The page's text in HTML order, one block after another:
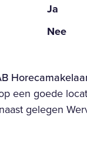
Ja
Nee
een goede
gelegen